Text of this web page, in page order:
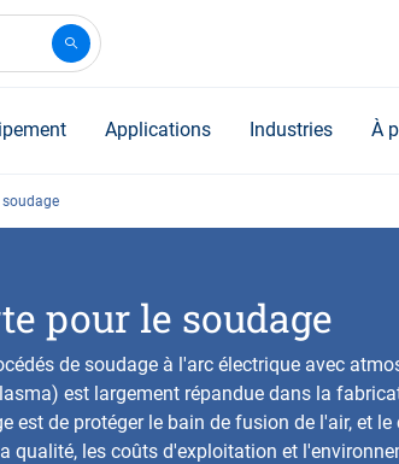
Applications Industries À
soudage
pour le soudage
de soudage à l'arc électrique avec
est largement répandue dans la
est de protéger le bain de fusion de l'air, et le
qualité, les coûts d'exploitation et